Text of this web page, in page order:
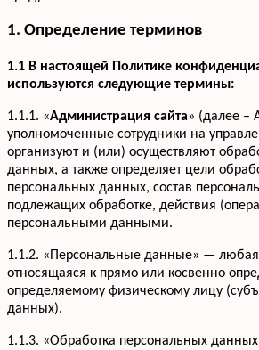
1. Определение терминов
1.1 В настоящей Политике
используются следующие термины:
1.1.1. «Администрация сайта» (далее –
уполномоченные сотрудники на
организуют и (или) осуществляют
данных, а также определяет цели
персональных данных, состав
подлежащих обработке, действия
персональными данными.
1.1.2. «Персональные данные» —
относящаяся к прямо или косвенно
определяемому физическому лицу
данных).
1.1.3. «Обработка персональных